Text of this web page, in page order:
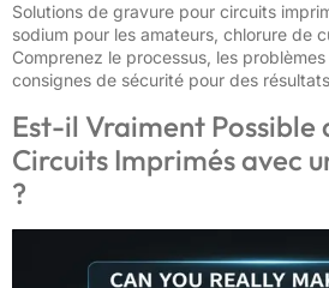
Solutions de gravure pour circuits
sodium pour les amateurs, chlorure de
Comprenez le processus, les
consignes de sécurité pour des
Est-il Vraiment Possible
Circuits Imprimés avec
?